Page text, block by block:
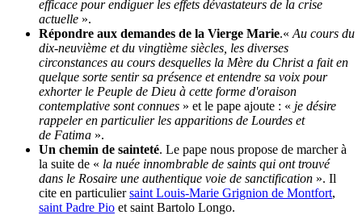
efficace pour endiguer les effets dévastateurs de la crise
actuelle ».
Répondre aux demandes de la Vierge Marie.« Au cours du
dix-neuvième et du vingtième siècles, les diverses
circonstances au cours desquelles la Mère du Christ a fait en
quelque sorte sentir sa présence et entendre sa voix pour
exhorter le Peuple de Dieu à cette forme d'oraison
contemplative sont connues » et le pape ajoute : « je désire
rappeler en particulier les apparitions de Lourdes et
de Fatima ».
Un chemin de sainteté. Le pape nous propose de marcher à
la suite de « la nuée innombrable de saints qui ont trouvé
dans le Rosaire une authentique voie de sanctification ». Il
cite en particuliersaint Louis-Marie Grignion de Montfort,
saint Padre Pio et saint Bartolo Longo.